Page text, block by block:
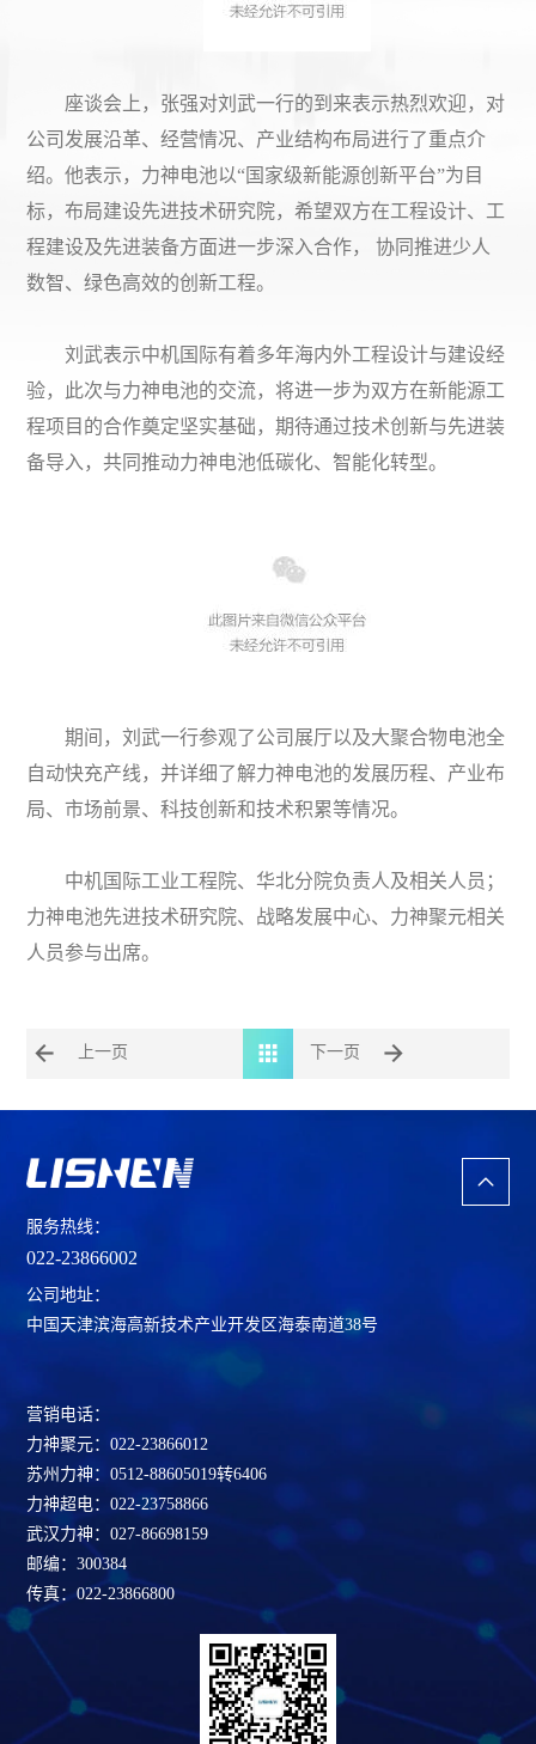
座谈会上，张强对刘武一行的到来表示热烈欢迎，对
公司发展沿革、经营情况、产业结构布局进行了重点介
绍。他表示，力神电池以“国家级新能源创新平台”为目
标，布局建设先进技术研究院，希望双方在工程设计、工
程建设及先进装备方面进一步深入合作， 协同推进少人
数智、绿色高效的创新工程。
刘武表示中机国际有着多年海内外工程设计与建设经
验，此次与力神电池的交流，将进一步为双方在新能源工
程项目的合作奠定坚实基础，期待通过技术创新与先进装
备导入，共同推动力神电池低碳化、智能化转型。
期间，刘武一行参观了公司展厅以及大聚合物电池全
自动快充产线，并详细了解力神电池的发展历程、产业布
局、市场前景、科技创新和技术积累等情况。
中机国际工业工程院、华北分院负责人及相关人员；
力神电池先进技术研究院、战略发展中心、力神聚元相关
人员参与出席。
上一页 下一页
服务热线：
022-23866002
公司地址：
中国天津滨海高新技术产业开发区海泰南道38号
营销电话：
力神聚元：022-23866012
苏州力神：0512-88605019转6406
力神超电：022-23758866
武汉力神：027-86698159
邮编：300384
传真：022-23866800